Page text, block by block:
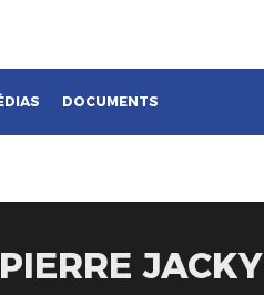
DOCUMENTS
JACKY